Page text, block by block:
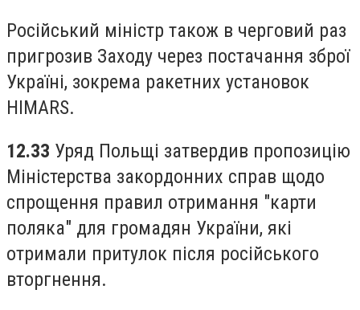
Російський міністр також в черговий раз
пригрозив Заходу через постачання зброї
Україні, зокрема ракетних установок
HIMARS.
12.33 Уряд Польщі затвердив пропозицію
Міністерства закордонних справ щодо
спрощення правил отримання "карти
поляка" для громадян України, які
отримали притулок після російського
вторгнення.